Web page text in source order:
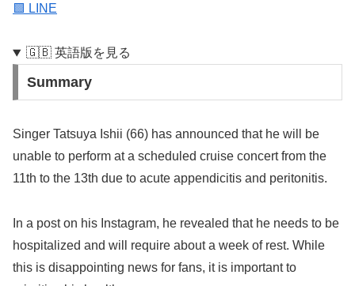
🟩 LINE
🇬🇧 英語版を見る
Summary
Singer Tatsuya Ishii (66) has announced that he will be
unable to perform at a scheduled cruise concert from the
11th to the 13th due to acute appendicitis and peritonitis.
In a post on his Instagram, he revealed that he needs to be
hospitalized and will require about a week of rest. While
this is disappointing news for fans, it is important to